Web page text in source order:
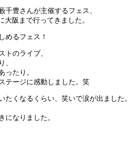
豊さんが主催するフェス、
大阪まで行ってきました。
めるフェス！
トのライブ、
、
ったり。
テージに感動しました。笑
くなるくらい、笑いで涙が出ました。
になりました。